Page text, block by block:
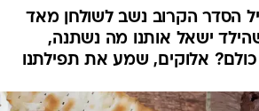
הסדר הקרוב נשב לשולחן מאד
ישאל אותנו מה נשתנה,
כולם? אלוקים, שמע את תפילתנו